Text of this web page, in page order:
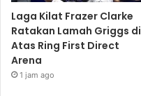
Laga Kilat Frazer Clarke
Ratakan Lamah Griggs di
Atas Ring First Direct
Arena
1 jam ago